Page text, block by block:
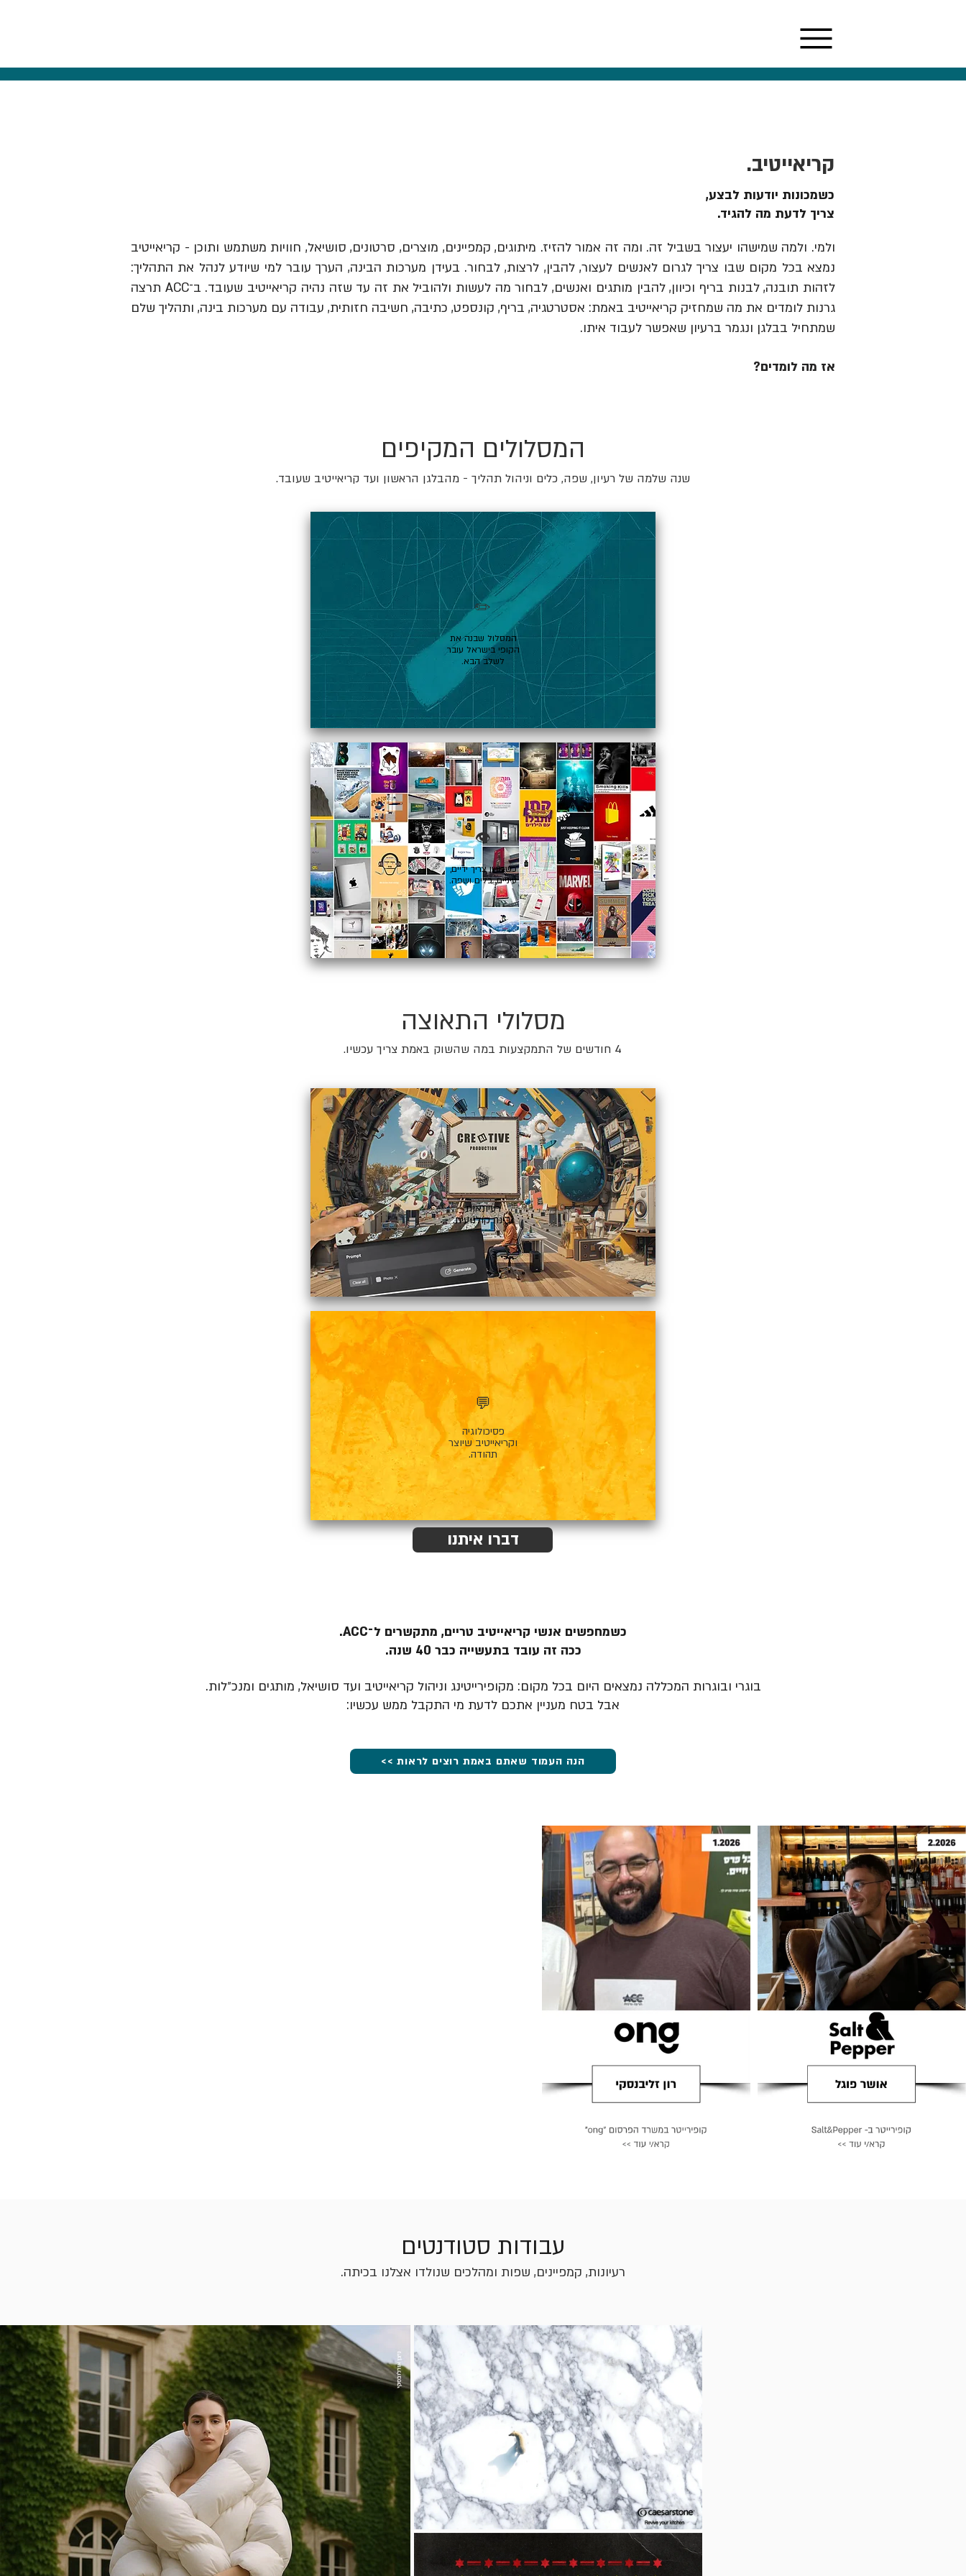
קריאייטיב.
כשמכונות יודעות לבצע,
צריך לדעת מה להגיד.
ולמי. ולמה שמישהו יעצור בשביל זה. ומה זה אמור להזיז. מיתוגים, קמפיינים, מוצרים, סרטונים, סושיאל, חוויות משתמש ותוכן - קריאייטיב
נמצא בכל מקום שבו צריך לגרום לאנשים לעצור, להבין, לרצות, לבחור. בעידן מערכות הבינה, הערך עובר למי שיודע לנהל את התהליך:
לזהות תובנה, לבנות בריף וכיוון, להבין מותגים ואנשים, לבחור מה לעשות ולהוביל את זה עד שזה נהיה קריאייטיב שעובד. ב־ACC תרצה
גרנות לומדים את מה שמחזיק קריאייטיב באמת: אסטרטגיה, בריף, קונספט, כתיבה, חשיבה חזותית, עבודה עם מערכות בינה, ותהליך שלם
שמתחיל בבלגן ונגמר ברעיון שאפשר לעבוד איתו.
אז מה לומדים?
המסלולים המקיפים
שנה שלמה של רעיון, שפה, כלים וניהול תהליך - מהבלגן הראשון ועד קריאייטיב שעובד.
✏️
המסלול שבנה את
הקופי בישראל עובר
לשלב הבא.
👁️
כשרעיון צריך ידיים,
עיניים, כלים ושפה.
מסלולי התאוצה
4 חודשים של התמקצעות במה שהשוק באמת צריך עכשיו.
🎬
רעיונאות
ובינה קולנועית.
💬
פסיכולוגיה
וקריאייטיב שיוצר
תהודה.
דברו איתנו
כשמחפשים אנשי קריאייטיב טריים, מתקשרים ל־ACC.
ככה זה עובד בתעשייה כבר 40 שנה.
בוגרי ובוגרות המכללה נמצאים היום בכל מקום: מקופירייטינג וניהול קריאייטיב ועד סושיאל, מותגים ומנכ״לות.
אבל בטח מעניין אתכם לדעת מי התקבל ממש עכשיו:
הנה העמוד שאתם באמת רוצים לראות >>
עבודות סטודנטים
רעיונות, קמפיינים, שפות ומהלכים שנולדו אצלנו בכיתה.